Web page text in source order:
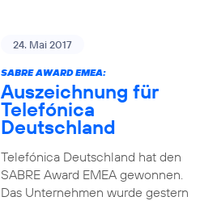
24. Mai 2017
SABRE AWARD EMEA:
Auszeichnung für
Telefónica
Deutschland
Telefónica Deutschland hat den
SABRE Award EMEA gewonnen.
Das Unternehmen wurde gestern